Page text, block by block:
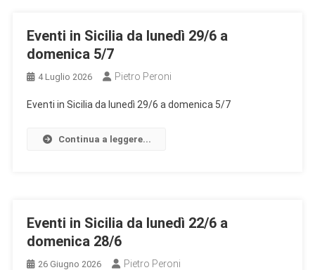
Eventi in Sicilia da lunedì 29/6 a
domenica 5/7
4 Luglio 2026 Pietro Peroni
Eventi in Sicilia da lunedì 29/6 a domenica 5/7
Continua a leggere...
Eventi in Sicilia da lunedì 22/6 a
domenica 28/6
26 Giugno 2026 Pietro Peroni